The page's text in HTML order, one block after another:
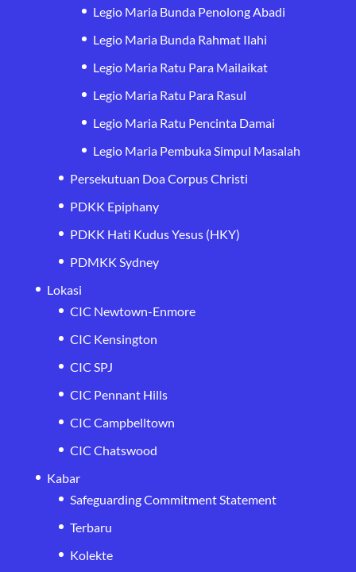
Legio Maria Bunda Penolong Abadi
Legio Maria Bunda Rahmat Ilahi
Legio Maria Ratu Para Mailaikat
Legio Maria Ratu Para Rasul
Legio Maria Ratu Pencinta Damai
Legio Maria Pembuka Simpul Masalah
Persekutuan Doa Corpus Christi
PDKK Epiphany
PDKK Hati Kudus Yesus (HKY)
PDMKK Sydney
Lokasi
CIC Newtown-Enmore
CIC Kensington
CIC SPJ
CIC Pennant Hills
CIC Campbelltown
CIC Chatswood
Kabar
Safeguarding Commitment Statement
Terbaru
Kolekte